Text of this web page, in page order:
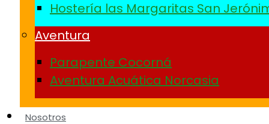
Hostería las Margaritas San
Aventura
Parapente Cocorná
Aventura Acuática Norcasia
Nosotros